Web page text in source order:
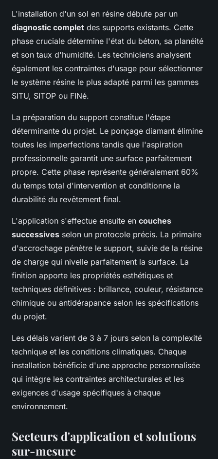
L'installation d'un sol en résine débute par un
diagnostic complet des supports existants. Cette
phase cruciale détermine l'état du béton, sa planéité
et son taux d'humidité. Les techniciens analysent
également les contraintes d'usage pour sélectionner
le système résine le plus adapté parmi les gammes
SITU, SITOP ou FINé.
La préparation du support constitue l'étape
déterminante du projet. Le ponçage diamant élimine
toutes les imperfections tandis que l'aspiration
professionnelle garantit une surface parfaitement
propre. Cette phase représente généralement 60%
du temps total d'intervention et conditionne la
durabilité du revêtement final.
L'application s'effectue ensuite en couches
successives selon un protocole précis. La primaire
d'accrochage pénètre le support, suivie de la résine
de charge qui nivelle parfaitement la surface. La
finition apporte les propriétés esthétiques et
techniques définitives : brillance, couleur, résistance
chimique ou antidérapance selon les spécifications
du projet.
Les délais varient de 3 à 7 jours selon la complexité
technique et les conditions climatiques. Chaque
installation bénéficie d'une approche personnalisée
qui intègre les contraintes architecturales et les
exigences d'usage spécifiques à chaque
environnement.
Secteurs d'application et solutions
sur-mesure